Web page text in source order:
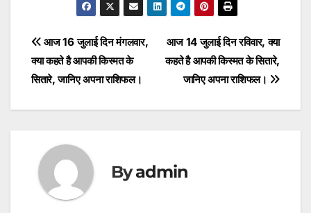
s
A
p
p
c
e
b
o
o
itt
er
ai
l
s
s
e
g
ar
e
Post
navigation
आज 14 जुलाई दिन रविवार, क्या
कहते है आपकी किस्मत के सितारे,
जानिए अपना राशिफल।
आज 16 जुलाई दिन मंगलवार,
क्या कहते है आपकी किस्मत के
सितारे, जानिए अपना राशिफल।
Byadmin